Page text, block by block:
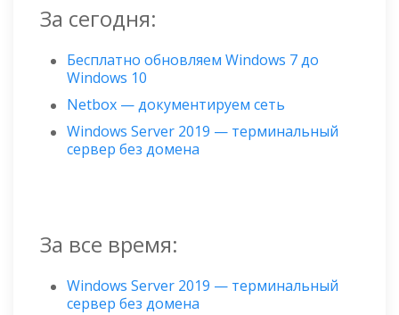
За сегодня:
Бесплатно обновляем Windows 7 до
Windows 10
Netbox — документируем сеть
Windows Server 2019 — терминальный
сервер без домена
За все время:
Windows Server 2019 — терминальный
сервер без домена